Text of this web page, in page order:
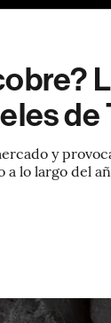
de
y
lo largo del